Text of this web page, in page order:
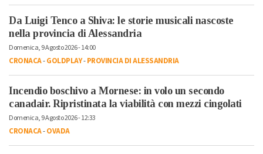
Da Luigi Tenco a Shiva: le storie musicali nascoste
nella provincia di Alessandria
Domenica, 9 Agosto 2026 - 14:00
CRONACA-GOLDPLAY-PROVINCIA DI ALESSANDRIA
Incendio boschivo a Mornese: in volo un secondo
canadair. Ripristinata la viabilità con mezzi cingolati
Domenica, 9 Agosto 2026 - 12:33
CRONACA-OVADA